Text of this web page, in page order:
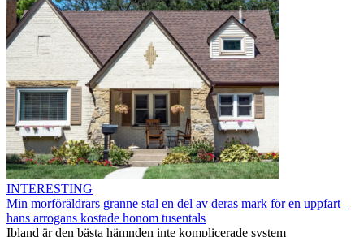
INTERESTING
Min morföräldrars granne stal en del av deras mark för en uppfart –
hans arrogans kostade honom tusentals
Ibland är den bästa hämnden inte komplicerade system